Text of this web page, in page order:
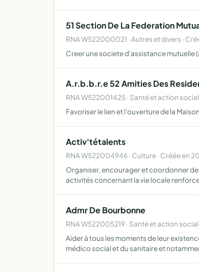
51 Section De La Federation
RNA W522000021 · Autres et divers ·
Creer une societe d'assistance mutuelle
A.r.b.b.r.e 52 Amities Des
RNA W522001425 · Santé et action
Favoriser le lien et l'ouverture de la
Activ'tétalents
RNA W522004946 · Culture · Créée en
Organiser, encourager et coordonner
activités concernant la vie locale
Admr De Bourbonne
RNA W522005219 · Santé et action
Aider à tous les moments de leur
médico social et du sanitaire et